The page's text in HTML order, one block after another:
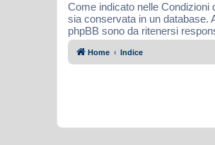
Come indicato nelle Condizioni
sia conservata in un database.
phpBB sono da ritenersi
Home Indice